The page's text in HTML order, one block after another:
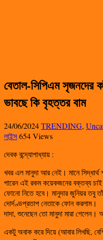
বেতাল-সিপিএম সৃজনদের
ভাবছে কি বৃহত্তর বাম
24/06/2024TRENDING,
লাইন্স654 Views
দেবক বন্দ্যোপাধ্যায় :
খবর এল মানুদা আর নেই। মানে
পারেন এই রকম কয়েকজনের বক্তব্য
ফোনো নিতে হবে। মানুদার জুনিয়র তবু
দোর্দণ্ডপ্রতাপ নেতাকে ফোন করলাম।
দাদা, শুনেছেন তো মানুদা মারা
একটু অবাক করে দিয়ে (আবার লিখছি,